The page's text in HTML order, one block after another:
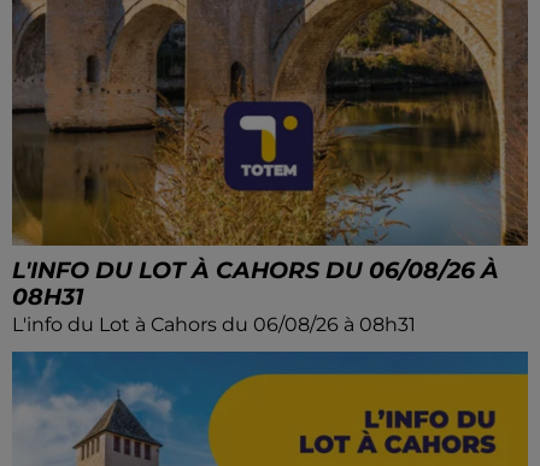
L'INFO DU LOT À CAHORS DU 06/08/26 À
08H31
L'info du Lot à Cahors du 06/08/26 à 08h31